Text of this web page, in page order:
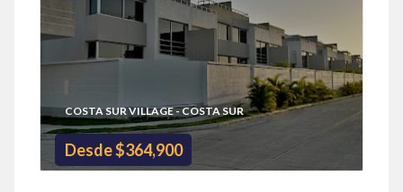
COSTA SUR VILLAGE - COSTA SUR
Desde $364,900